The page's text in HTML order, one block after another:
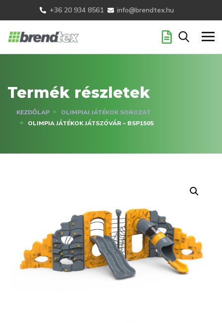
+36 20 934 8561 info@brendtex.hu
Termék részletek
KEZDŐLAP
OLIMPIAI JÁTÉKOK SOROZAT
OLIMPIA JÁTÉKOK JÁTSZÓVÁR – BSP1505